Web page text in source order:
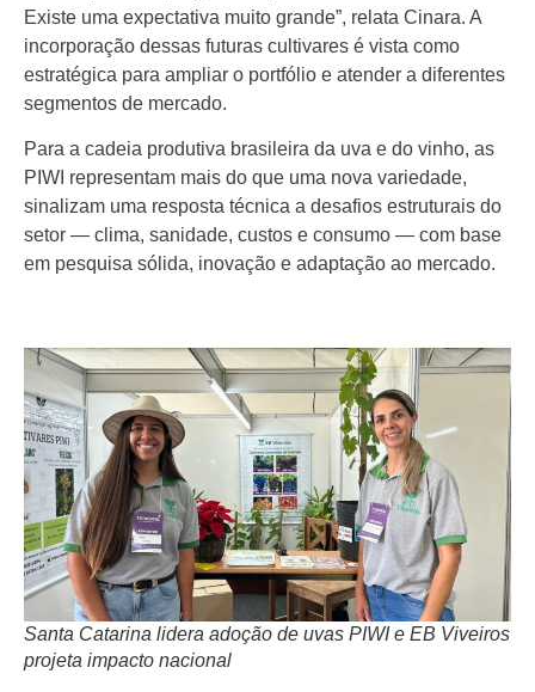
Existe uma expectativa muito grande”, relata Cinara. A
incorporação dessas futuras cultivares é vista como
estratégica para ampliar o portfólio e atender a diferentes
segmentos de mercado.
Para a cadeia produtiva brasileira da uva e do vinho, as
PIWI representam mais do que uma nova variedade,
sinalizam uma resposta técnica a desafios estruturais do
setor — clima, sanidade, custos e consumo — com base
em pesquisa sólida, inovação e adaptação ao mercado.
Santa Catarina lidera adoção de uvas PIWI e EB Viveiros
projeta impacto nacional